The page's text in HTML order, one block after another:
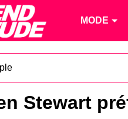
MODE
Stewart